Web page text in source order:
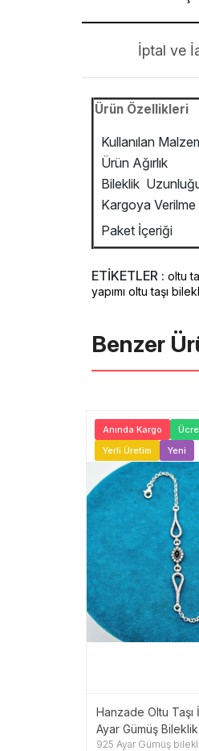
Ürün Özellikleri
Kullanılan
Ürün Ağırlık
Bileklik
Kargoya
Paket İçeriği
ETİKETLER : oltu
yapımı oltu taşı
Benzer
Anında Kargo
Yerli Üretim
Yeni
Hanzade Oltu Taşı
Ayar Gümüş Bileklik
925 Ayar Gümüş